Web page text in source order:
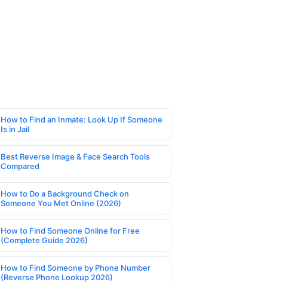
How to Find an Inmate: Look Up If Someone
Is in Jail
Best Reverse Image & Face Search Tools
Compared
How to Do a Background Check on
Someone You Met Online (2026)
How to Find Someone Online for Free
(Complete Guide 2026)
How to Find Someone by Phone Number
(Reverse Phone Lookup 2026)